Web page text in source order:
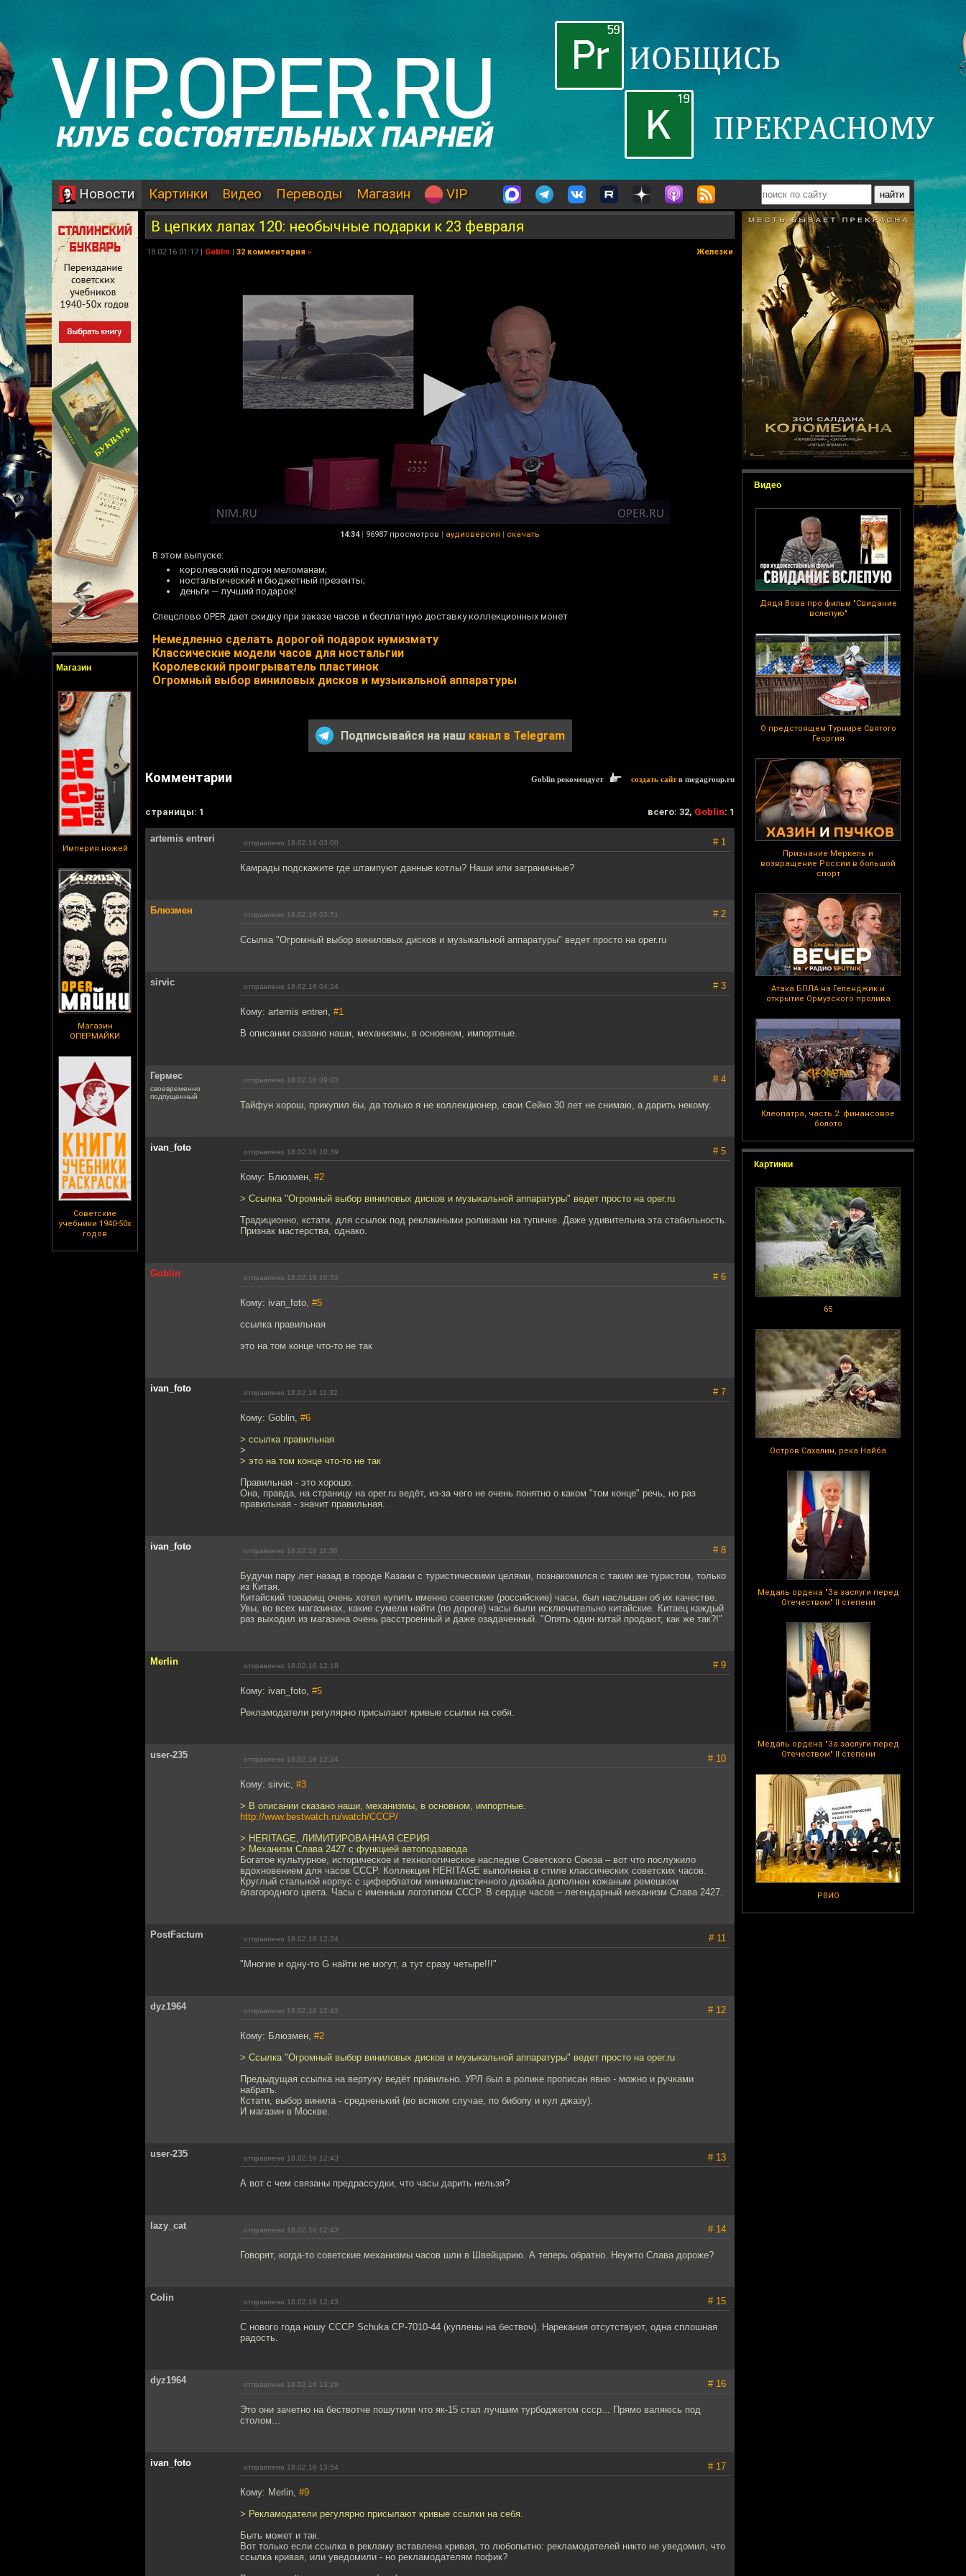
Новости Картинки Видео Переводы Магазин VIP
Магазин
Империя ножей
Магазин
ОПЕРМАЙКИ
Советские
учебники 1940-50х
годов
Видео
Дядя Вова про фильм "Свидание
вслепую"
О предстоящем Турнире Святого
Георгия
Признание Меркель и
возвращение России в большой
спорт
Атака БПЛА на Геленджик и
открытие Ормузского пролива
Клеопатра, часть 2: финансовое
болото
Картинки
65
Остров Сахалин, река Найба
Медаль ордена "За заслуги перед
Отечеством" II степени
Медаль ордена "За заслуги перед
Отечеством" II степени
РВИО
В цепких лапах 120: необычные подарки к 23 февраля
18.02.16 01:17 | Goblin | 32 комментария » Железки
14:34 | 96987 просмотров | аудиоверсия | скачать
В этом выпуске:
королевский подгон меломанам;
ностальгический и бюджетный презенты;
деньги — лучший подарок!
Спецслово OPER дает скидку при заказе часов и бесплатную доставку коллекционных монет
Немедленно сделать дорогой подарок нумизмату
Классические модели часов для ностальгии
Королевский проигрыватель пластинок
Огромный выбор виниловых дисков и музыкальной аппаратуры
Подписывайся на наш канал в Telegram
Комментарии Goblin рекомендует создать сайтв megagroup.ru
cтраницы: 1 всего: 32, Goblin: 1
artemis entreri отправлено 18.02.16 03:00 # 1
Камрады подскажите где штампуют данные котлы? Наши или заграничные?
Блюзмен отправлено 18.02.16 03:51 # 2
Ссылка "Огромный выбор виниловых дисков и музыкальной аппаратуры" ведет просто на oper.ru
sirvic отправлено 18.02.16 04:24 # 3
Кому: artemis entreri, #1
В описании сказано наши, механизмы, в основном, импортные.
Гермес
своевременно
подпущенный
отправлено 18.02.16 09:03 # 4
Тайфун хорош, прикупил бы, да только я не коллекционер, свои Сейко 30 лет не снимаю, а дарить некому.
ivan_foto отправлено 18.02.16 10:39 # 5
Кому: Блюзмен, #2
> Ссылка "Огромный выбор виниловых дисков и музыкальной аппаратуры" ведет просто на oper.ru
Традиционно, кстати, для ссылок под рекламными роликами на тупичке. Даже удивительна эта стабильность.
Признак мастерства, однако.
Goblin отправлено 18.02.16 10:53 # 6
Кому: ivan_foto, #5
ссылка правильная
это на том конце что-то не так
ivan_foto отправлено 18.02.16 11:32 # 7
Кому: Goblin, #6
> ссылка правильная
>
> это на том конце что-то не так
Правильная - это хорошо.
Она, правда, на страницу на oper.ru ведёт, из-за чего не очень понятно о каком "том конце" речь, но раз
правильная - значит правильная.
ivan_foto отправлено 18.02.16 11:36 # 8
Будучи пару лет назад в городе Казани с туристическими целями, познакомился с таким же туристом, только
из Китая.
Китайский товарищ очень хотел купить именно советские (российские) часы, был наслышан об их качестве.
Увы, во всех магазинах, какие сумели найти (по дороге) часы были исключительно китайские. Китаец каждый
раз выходил из магазина очень расстроенный и даже озадаченный. "Опять один китай продают, как же так?!"
Merlin отправлено 18.02.16 12:18 # 9
Кому: ivan_foto, #5
Рекламодатели регулярно присылают кривые ссылки на себя.
user-235 отправлено 18.02.16 12:24 # 10
Кому: sirvic, #3
> В описании сказано наши, механизмы, в основном, импортные.
http://www.bestwatch.ru/watch/CCCP/
> HERITAGE, ЛИМИТИРОВАННАЯ СЕРИЯ
> Механизм Слава 2427 с функцией автоподзавода
Богатое культурное, историческое и технологическое наследие Советского Союза – вот что послужило
вдохновением для часов СССР. Коллекция HERITAGE выполнена в стиле классических советских часов.
Круглый стальной корпус с циферблатом минималистичного дизайна дополнен кожаным ремешком
благородного цвета. Часы с именным логотипом СССР. В сердце часов – легендарный механизм Слава 2427.
PostFactum отправлено 18.02.16 12:24 # 11
"Многие и одну-то G найти не могут, а тут сразу четыре!!!"
dyz1964 отправлено 18.02.16 12:43 # 12
Кому: Блюзмен, #2
> Ссылка "Огромный выбор виниловых дисков и музыкальной аппаратуры" ведет просто на oper.ru
Предыдущая ссылка на вертуху ведёт правильно. УРЛ был в ролике прописан явно - можно и ручками
набрать.
Кстати, выбор винила - средненький (во всяком случае, по бибопу и кул джазу).
И магазин в Москве.
user-235 отправлено 18.02.16 12:43 # 13
А вот с чем связаны предрассудки, что часы дарить нельзя?
lazy_cat отправлено 18.02.16 12:43 # 14
Говорят, когда-то советские механизмы часов шли в Швейцарию. А теперь обратно. Неужто Слава дороже?
Colin отправлено 18.02.16 12:43 # 15
С нового года ношу СССР Schuka CP-7010-44 (куплены на бествоч). Нарекания отсутствуют, одна сплошная
радость.
dyz1964 отправлено 18.02.16 13:28 # 16
Это они зачетно на бествотче пошутили что як-15 стал лучшим турбоджетом ссср... Прямо валяюсь под
столом...
ivan_foto отправлено 18.02.16 13:54 # 17
Кому: Merlin, #9
> Рекламодатели регулярно присылают кривые ссылки на себя.
Быть может и так.
Вот только если ссылка в рекламу вставлена кривая, то любопытно: рекламодателей никто не уведомил, что
ссылка кривая, или уведомили - но рекламодателям пофик?